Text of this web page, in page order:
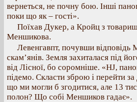
вернеться, не почну бою. Інші
поки що як – гості».
Поїхав Дукер, а Кройц з
Меншикова.
Левенгавпт, почувши відповідь
скам’янів. Земля захиталася під
від Лісної, бо соромніше. «HJ,
підемо. Скласти зброю і перейти
що ми могли б згодитися, але 13
полон? Що собі Меншиков гадає».